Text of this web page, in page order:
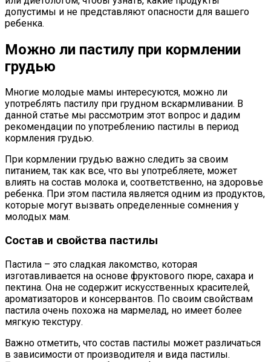
допустимы и не представляют опасности для вашего
ребенка.
Можно ли пастилу при кормлении
грудью
Многие молодые мамы интересуются, можно ли
употреблять пастилу при грудном вскармливании. В
данной статье мы рассмотрим этот вопрос и дадим
рекомендации по употреблению пастилы в период
кормления грудью.
При кормлении грудью важно следить за своим
питанием, так как все, что вы употребляете, может
влиять на состав молока и, соответственно, на здоровье
ребенка. При этом пастила является одним из продуктов,
которые могут вызвать определенные сомнения у
молодых мам.
Состав и свойства пастилы
Пастила – это сладкая лакомство, которая
изготавливается на основе фруктового пюре, сахара и
пектина. Она не содержит искусственных красителей,
ароматизаторов и консервантов. По своим свойствам
пастила очень похожа на мармелад, но имеет более
мягкую текстуру.
Важно отметить, что состав пастилы может различаться
в зависимости от производителя и вида пастилы.